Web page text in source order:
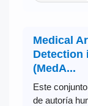
Medical
Detection
(MedA...
Este
de autoría